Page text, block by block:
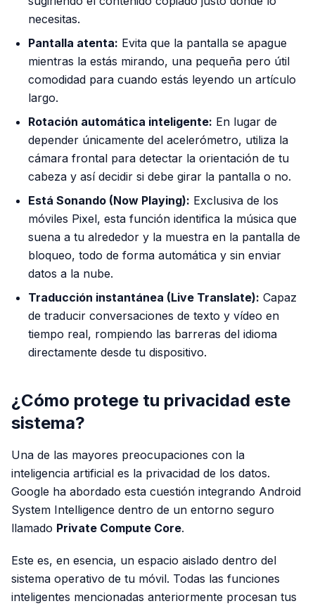
necesitas.
Pantalla atenta: Evita que la pantalla se apague
mientras la estás mirando, una pequeña pero útil
comodidad para cuando estás leyendo un artículo
largo.
Rotación automática inteligente: En lugar de
depender únicamente del acelerómetro, utiliza la
cámara frontal para detectar la orientación de tu
cabeza y así decidir si debe girar la pantalla o no.
Está Sonando (Now Playing): Exclusiva de los
móviles Pixel, esta función identifica la música que
suena a tu alrededor y la muestra en la pantalla de
bloqueo, todo de forma automática y sin enviar
datos a la nube.
Traducción instantánea (Live Translate): Capaz
de traducir conversaciones de texto y vídeo en
tiempo real, rompiendo las barreras del idioma
directamente desde tu dispositivo.
¿Cómo protege tu privacidad este
sistema?
Una de las mayores preocupaciones con la
inteligencia artificial es la privacidad de los datos.
Google ha abordado esta cuestión integrando Android
System Intelligence dentro de un entorno seguro
llamado Private Compute Core.
Este es, en esencia, un espacio aislado dentro del
sistema operativo de tu móvil. Todas las funciones
inteligentes mencionadas anteriormente procesan tus